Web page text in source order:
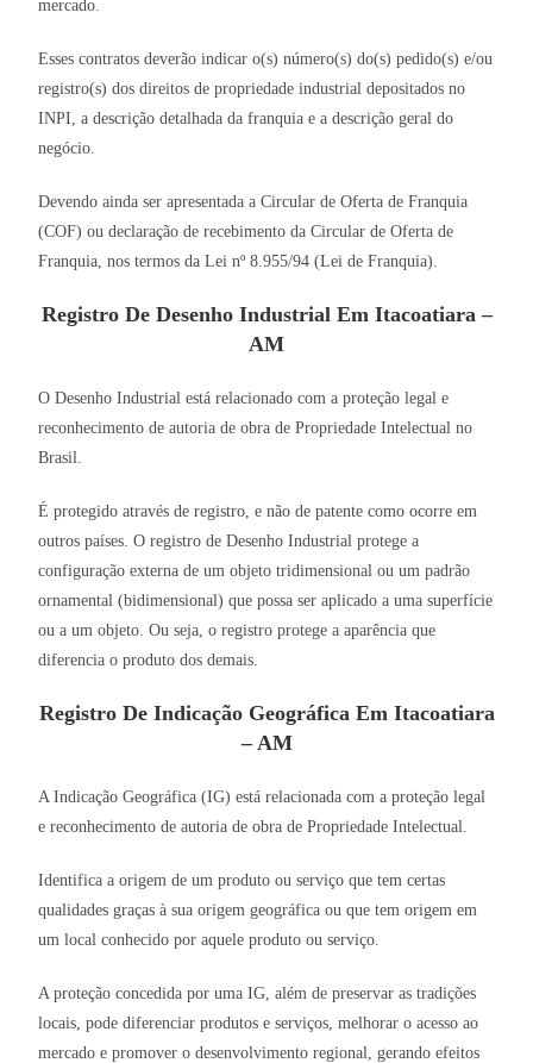
mercado.
Esses contratos deverão indicar o(s) número(s) do(s) pedido(s) e/ou
registro(s) dos direitos de propriedade industrial depositados no
INPI, a descrição detalhada da franquia e a descrição geral do
negócio.
Devendo ainda ser apresentada a Circular de Oferta de Franquia
(COF) ou declaração de recebimento da Circular de Oferta de
Franquia, nos termos da Lei nº 8.955/94 (Lei de Franquia).
Registro De Desenho Industrial Em Itacoatiara –
AM
O Desenho Industrial está relacionado com a proteção legal e
reconhecimento de autoria de obra de Propriedade Intelectual no
Brasil.
É protegido através de registro, e não de patente como ocorre em
outros países. O registro de Desenho Industrial protege a
configuração externa de um objeto tridimensional ou um padrão
ornamental (bidimensional) que possa ser aplicado a uma superfície
ou a um objeto. Ou seja, o registro protege a aparência que
diferencia o produto dos demais.
Registro De Indicação Geográfica Em Itacoatiara
– AM
A Indicação Geográfica (IG) está relacionada com a proteção legal
e reconhecimento de autoria de obra de Propriedade Intelectual.
Identifica a origem de um produto ou serviço que tem certas
qualidades graças à sua origem geográfica ou que tem origem em
um local conhecido por aquele produto ou serviço.
A proteção concedida por uma IG, além de preservar as tradições
locais, pode diferenciar produtos e serviços, melhorar o acesso ao
mercado e promover o desenvolvimento regional, gerando efeitos